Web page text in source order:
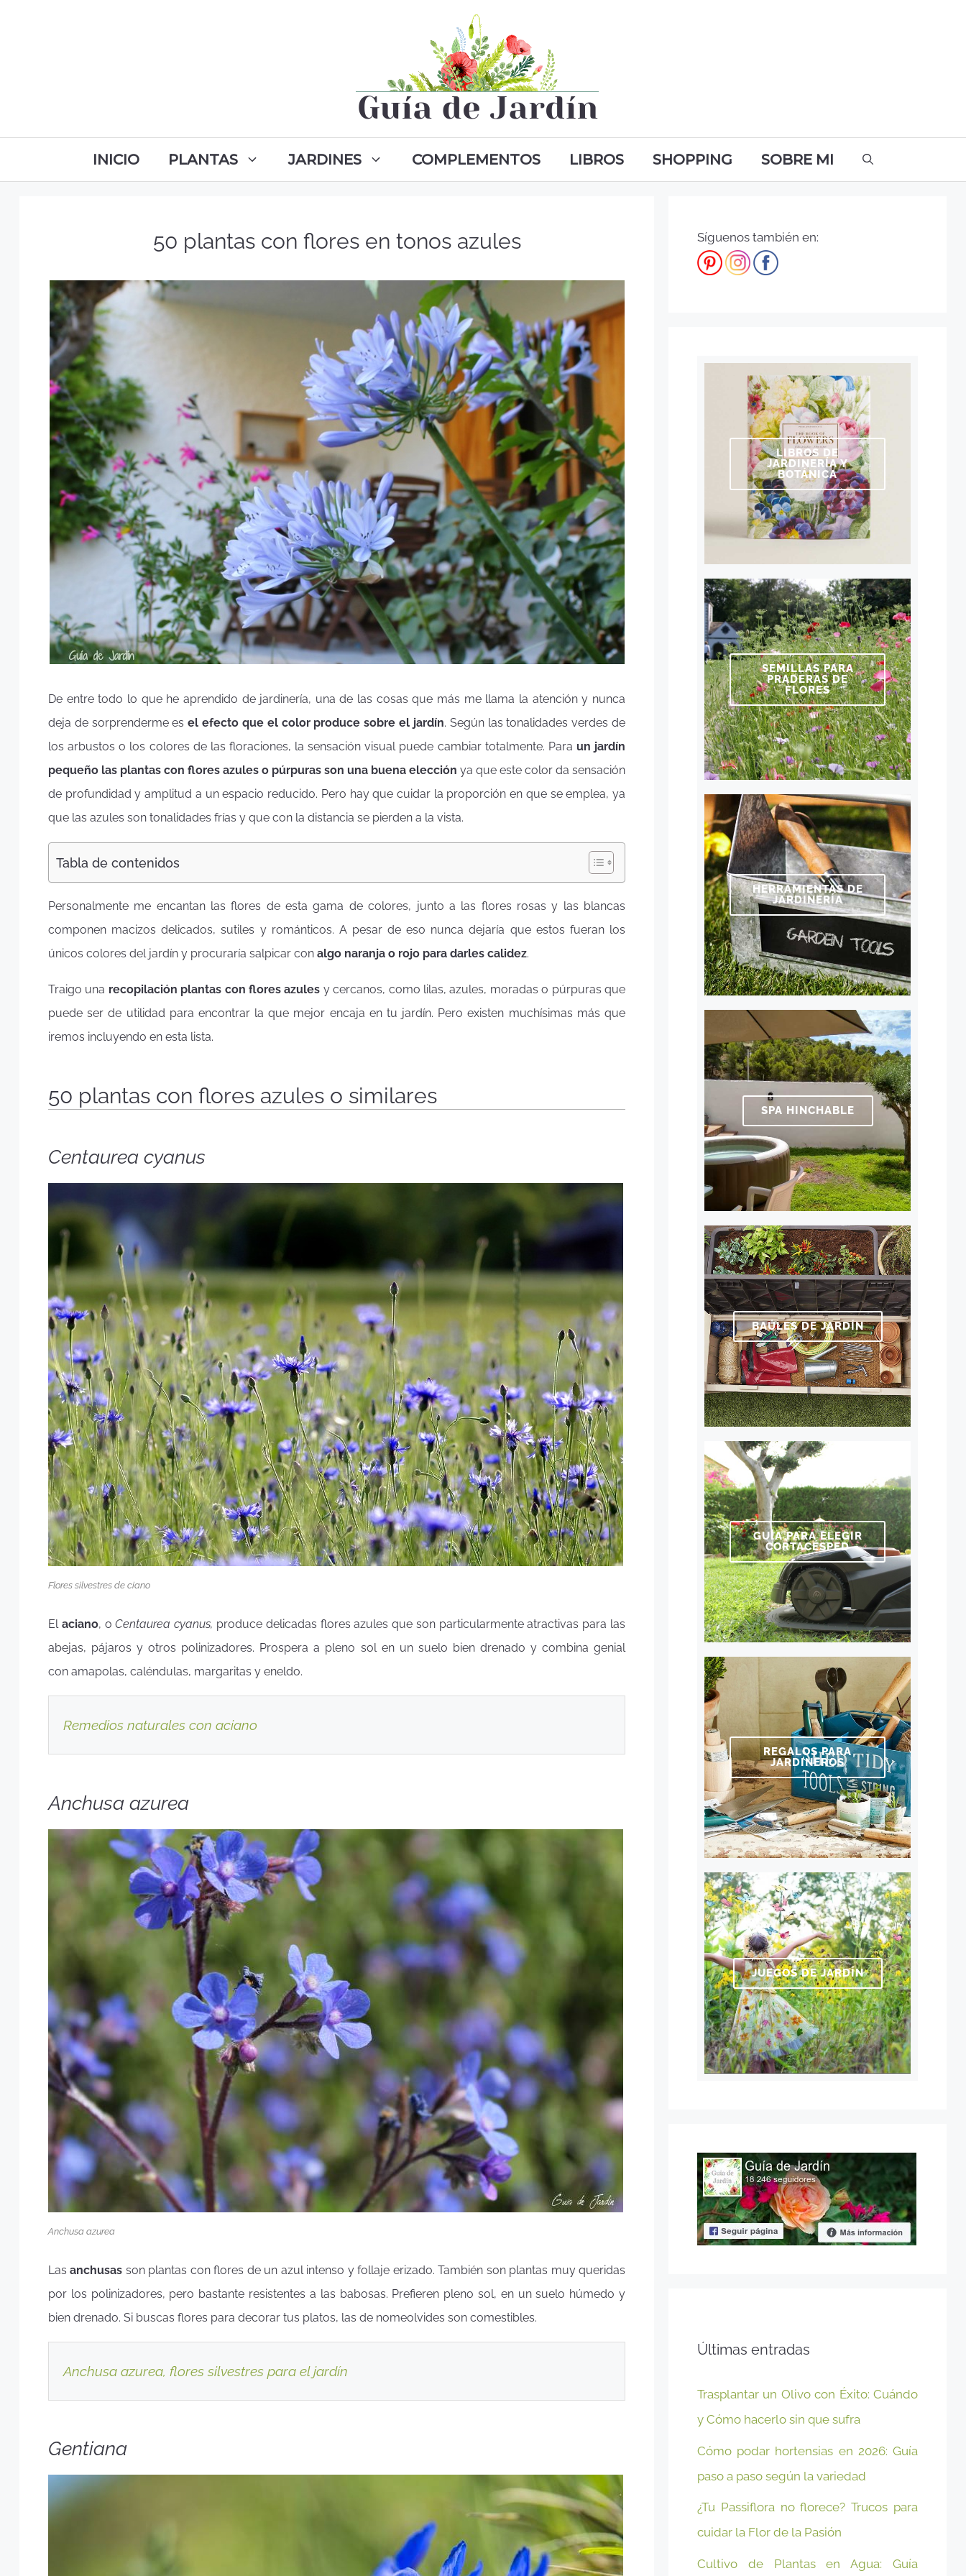
INICIO PLANTAS JARDINES COMPLEMENTOS LIBROS SHOPPING SOBRE MI
50 plantas con flores en tonos azules
De entre todo lo que he aprendido de jardinería, una de las cosas que más me llama la atención y nunca
deja de sorprenderme esel efecto que el color produce sobre el jardín. Según las tonalidades verdes de
los arbustos o los colores de las floraciones, la sensación visual puede cambiar totalmente. Para un jardín
pequeño las plantas con flores azules o púrpuras son una buena elección ya que este color da sensación
de profundidad y amplitud a un espacio reducido. Pero hay que cuidar la proporción en que se emplea, ya
que las azules son tonalidades frías y que con la distancia se pierden a la vista.
Tabla de contenidos
Personalmente me encantan las flores de esta gama de colores, junto a las flores rosas y las blancas
componen macizos delicados, sutiles y románticos. A pesar de eso nunca dejaría que estos fueran los
únicos colores del jardín y procuraría salpicar con algo naranja o rojo para darles calidez.
Traigo una recopilación plantas con flores azules y cercanos, como lilas, azules, moradas o púrpuras que
puede ser de utilidad para encontrar la que mejor encaja en tu jardín. Pero existen muchísimas más que
iremos incluyendo en esta lista.
50 plantas con flores azules o similares
Centaurea cyanus
Flores silvestres de ciano
El aciano, oCentaurea cyanus, produce delicadas flores azules que son particularmente atractivas para las
abejas, pájaros y otros polinizadores. Prospera a pleno sol en un suelo bien drenado y combina genial
con amapolas, caléndulas, margaritas y eneldo.
Remedios naturales con aciano
Anchusa azurea
Anchusa azurea
Lasanchusas son plantas con flores de un azul intenso y follaje erizado. También son plantas muy queridas
por los polinizadores, pero bastante resistentes a las babosas. Prefieren pleno sol, en un suelo húmedo y
bien drenado. Si buscas flores para decorar tus platos, las de nomeolvides son comestibles.
Anchusa azurea, flores silvestres para el jardín
Gentiana
Síguenos también en:
LIBROS DE
JARDINERÍA Y
BOTÁNICA
SEMILLAS PARA
PRADERAS DE
FLORES
HERRAMIENTAS DE
JARDINERÍA
SPA HINCHABLE
BAÚLES DE JARDÍN
GUÍA PARA ELEGIR
CORTACÉSPED
REGALOS PARA
JARDINEROS
JUEGOS DE JARDÍN
Últimas entradas
Trasplantar un Olivo con Éxito: Cuándo
y Cómo hacerlo sin que sufra
Cómo podar hortensias en 2026: Guía
paso a paso según la variedad
¿Tu Passiflora no florece? Trucos para
cuidar la Flor de la Pasión
Cultivo de Plantas en Agua: Guía